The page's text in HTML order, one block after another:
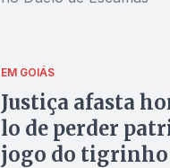
EM GOIÁS
Justiça afasta
lo de perder
jogo do tigrinho